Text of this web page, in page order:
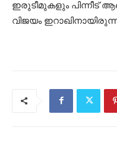
ഇരുടീമുകളും പിന്നീട്
വിജയം